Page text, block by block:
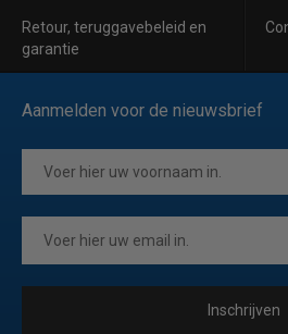
Retour, teruggavebeleid en
garantie
Aanmelden voor de nieuwsbrief
Inschrijven